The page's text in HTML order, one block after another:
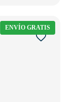
€
ENVÍO GRATIS